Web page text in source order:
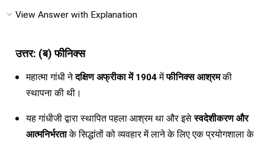
View Answer with Explanation
उत्तर: (ब) फीनिक्स
महात्मा गांधी नेदक्षिण अफ्रीका में 1904मेंफीनिक्स आश्रमकी
स्थापना की थी।
यह गांधीजी द्वारा स्थापित पहला आश्रम था और इसेस्वदेशीकरण और
आत्मनिर्भरताके सिद्धांतों को व्यवहार में लाने के लिए एक प्रयोगशाला के